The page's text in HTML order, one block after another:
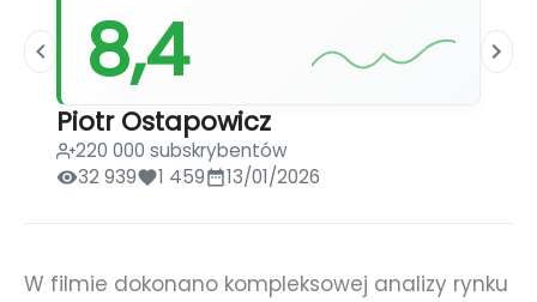
8,4
Piotr Ostapowicz
220 000 subskrybentów
32 939
1 459 13/01/2026
W filmie dokonano kompleksowej analizy rynku